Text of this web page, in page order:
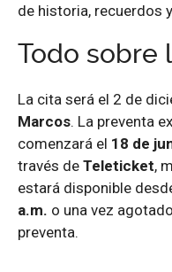
de historia, recuerdos
Todo sobre
La cita será el 2 de
Marcos. La preventa
comenzará el 18 de
través de Teleticket,
estará disponible
a.m. o una vez
preventa.